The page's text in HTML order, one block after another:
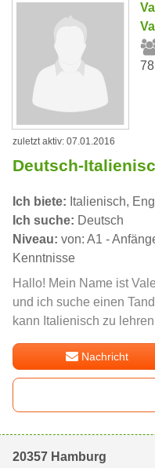
zuletzt aktiv: 07.01.2016
Deutsch-
Ich biete: Italienisch,
Ich suche: Deutsch
Niveau: von: A1 -
Kenntnisse
Hallo! Mein Name ist
und ich suche einen
kann Italienisch zu
Nachricht
20357 Hamburg